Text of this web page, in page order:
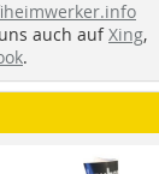
auch aufXing,
.